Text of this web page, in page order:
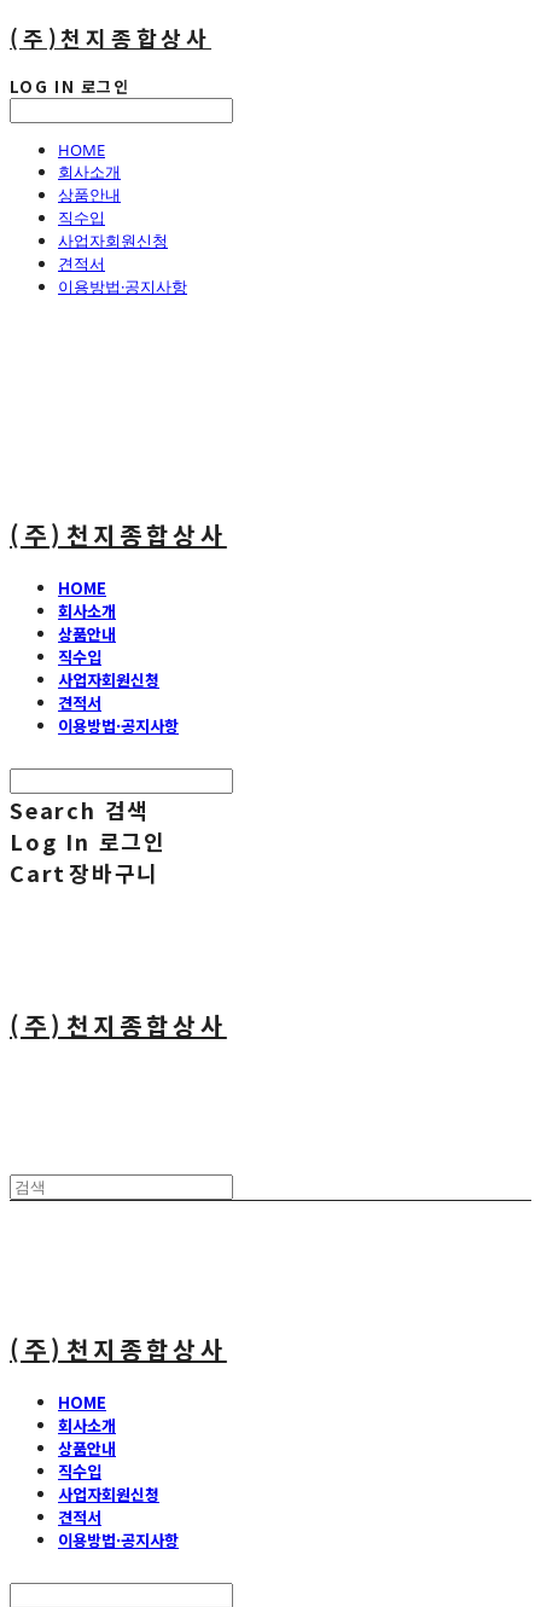
(주)천지종합상사
LOG IN 로그인
HOME
회사소개
상품안내
직수입
사업자회원신청
견적서
이용방법·공지사항
(주)천지종합상사
HOME
회사소개
상품안내
직수입
사업자회원신청
견적서
이용방법·공지사항
Search 검색
Log In 로그인
Cart장바구니
(주)천지종합상사
(주)천지종합상사
HOME
회사소개
상품안내
직수입
사업자회원신청
견적서
이용방법·공지사항